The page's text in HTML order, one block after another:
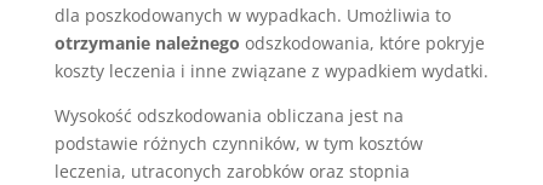
dla poszkodowanych w wypadkach. Umożliwia to
otrzymanie należnego odszkodowania, które pokryje
koszty leczenia i inne związane z wypadkiem wydatki.
Wysokość odszkodowania obliczana jest na
podstawie różnych czynników, w tym kosztów
leczenia, utraconych zarobków oraz stopnia